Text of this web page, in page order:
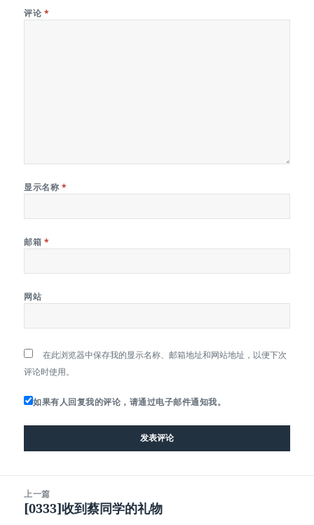
评论 *
显示名称 *
邮箱 *
网站
在此浏览器中保存我的显示名称、邮箱地址和网站地址，以便下次
评论时使用。
如果有人回复我的评论，请通过电子邮件通知我。
上一篇
上
[0333]收到蔡同学的礼物